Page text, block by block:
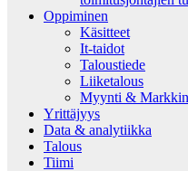
Oppiminen
Käsitteet
It-taidot
Taloustiede
Liiketalous
Myynti &
Yrittäjyys
Data & analytiikka
Talous
Tiimi